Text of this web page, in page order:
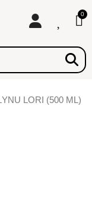
LORI (500 ML)